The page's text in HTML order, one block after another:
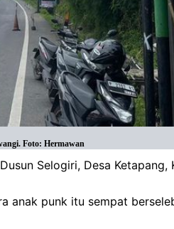
Foto: Hermawan
Selogiri, Desa
anak punk itu sempat